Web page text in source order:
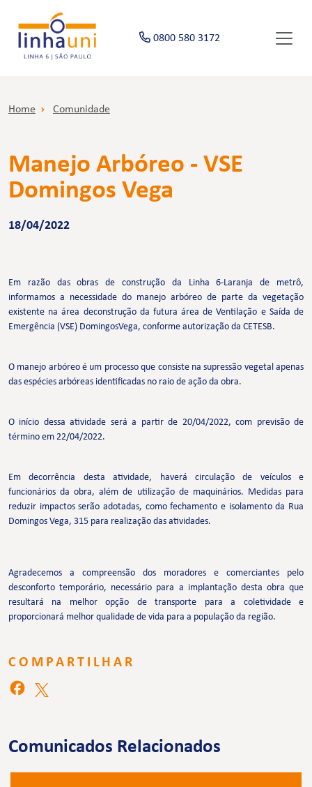
0800 580 3172
Home Comunidade
Manejo Arbóreo - VSE
Domingos Vega
18/04/2022
Em razão das obras de construção da Linha 6-Laranja de metrô,
informamos a necessidade do manejo arbóreo de parte da vegetação
existente na área deconstrução da futura área de Ventilação e Saída de
Emergência (VSE) DomingosVega, conforme autorização da CETESB.
O manejo arbóreo é um processo que consiste na supressão vegetal apenas
das espécies arbóreas identificadas no raio de ação da obra.
O início dessa atividade será a partir de 20/04/2022, com previsão de
término em 22/04/2022.
Em decorrência desta atividade, haverá circulação de veículos e
funcionários da obra, além de utilização de maquinários. Medidas para
reduzir impactos serão adotadas, como fechamento e isolamento da Rua
Domingos Vega, 315 para realização das atividades.
Agradecemos a compreensão dos moradores e comerciantes pelo
desconforto temporário, necessário para a implantação desta obra que
resultará na melhor opção de transporte para a coletividade e
proporcionará melhor qualidade de vida para a população da região.
COMPARTILHAR
Comunicados Relacionados